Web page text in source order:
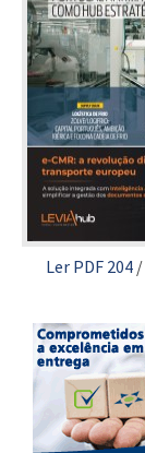
Ler PDF 204/